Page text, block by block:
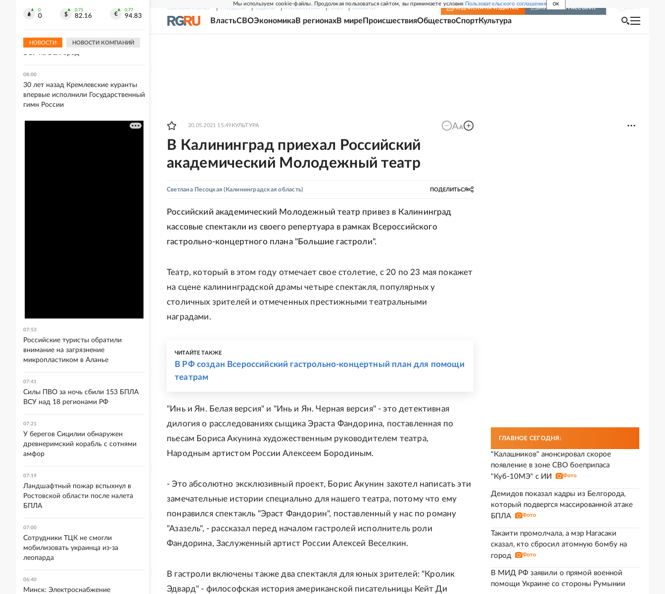
Мы используем cookie-файлы. Продолжая пользоваться сайтом, вы принимаете условия Пользовательского соглашения OK
СВЕЖИЙ НОМЕР РГ-НЕДЕЛЯ РОДИНА ПРИЛОЖЕНИЯ СОЮЗ НОВОСТИ ПОДПИСКА НА ИЗДАНИЕ ВКЛЮЧИТЬ РАССЫЛКУ
ВластьСВОЭкономикаВ регионахВ мире ПроисшествияОбществоСпортКультура
20.05.2021 15:49 КУЛЬТУРА
В Калининград приехал Российский
академический Молодежный театр
Светлана Песоцкая (Калининградская область) ПОДЕЛИТЬСЯ
Российский академический Молодежный театр привез в Калининград
кассовые спектакли из своего репертуара в рамках Всероссийского
гастрольно-концертного плана "Большие гастроли".
Театр, который в этом году отмечает свое столетие, с 20 по 23 мая покажет
на сцене калининградской драмы четыре спектакля, популярных у
столичных зрителей и отмеченных престижными театральными
наградами.
ЧИТАЙТЕ ТАКЖЕ
В РФ создан Всероссийский гастрольно-концертный план для помощи
театрам
"Инь и Ян. Белая версия" и "Инь и Ян. Черная версия" - это детективная
дилогия о расследованиях сыщика Эраста Фандорина, поставленная по
пьесам Бориса Акунина художественным руководителем театра,
Народным артистом России Алексеем Бородиным.
- Это абсолютно эксклюзивный проект, Борис Акунин захотел написать эти
замечательные истории специально для нашего театра, потому что ему
понравился спектакль "Эраст Фандорин", поставленный у нас по роману
"Азазель", - рассказал перед началом гастролей исполнитель роли
Фандорина, Заслуженный артист России Алексей Веселкин.
В гастроли включены также два спектакля для юных зрителей: "Кролик
Эдвард" - философская история американской писательницы Кейт Ди
ГЛАВНОЕ СЕГОДНЯ:
"Калашников" анонсировал скорое
появление в зоне СВО боеприпаса
"Куб-10МЭ" с ИИ
Фото
Демидов показал кадры из Белгорода,
который подвергся массированной атаке
БПЛА
Фото
Такаити промолчала, а мэр Нагасаки
сказал, кто сбросил атомную бомбу на
город
Фото
В МИД РФ заявили о прямой военной
помощи Украине со стороны Румынии
0
0
0.75
82.16
0.77
94.83
НОВОСТИ НОВОСТИ КОМПАНИЙ
соцобъект повреждены из-за атаки
ВСУ на Белгород
08:00
30 лет назад Кремлевские куранты
впервые исполнили Государственный
гимн России
07:53
Российские туристы обратили
внимание на загрязнение
микропластиком в Аланье
07:41
Силы ПВО за ночь сбили 153 БПЛА
ВСУ над 18 регионами РФ
07:21
У берегов Сицилии обнаружен
древнеримский корабль с сотнями
амфор
07:19
Ландшафтный пожар вспыхнул в
Ростовской области после налета
БПЛА
07:00
Сотрудники ТЦК не смогли
мобилизовать украинца из-за
леопарда
06:40
Минск: Электроснабжение